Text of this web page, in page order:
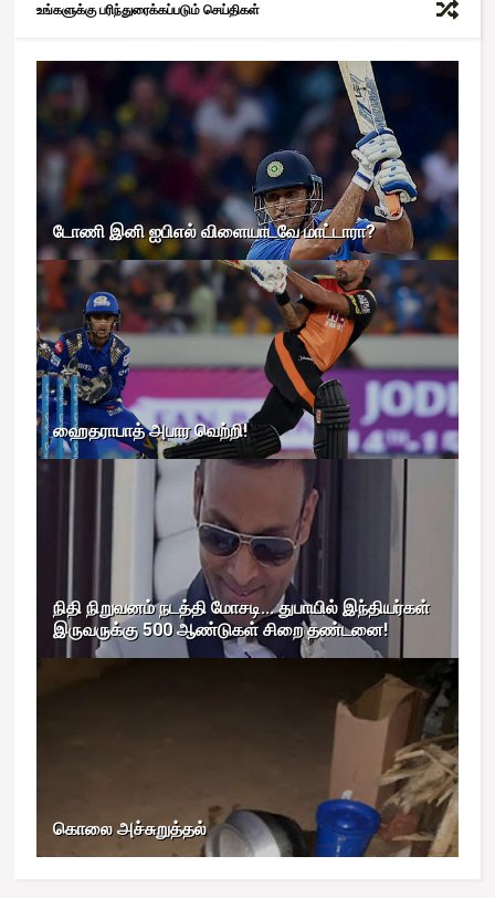
உங்களுக்கு பரிந்துரைக்கப்படும் செய்திகள்
டோணி இனி ஐபிஎல் விளையாடவே மாட்டாரா?
ஹைதராபாத் அபார வெற்றி!
நிதி நிறுவனம் நடத்தி மோசடி... துபாயில் இந்தியர்கள்
இருவருக்கு 500 ஆண்டுகள் சிறை தண்டனை!
கொலை அச்சுறுத்தல்